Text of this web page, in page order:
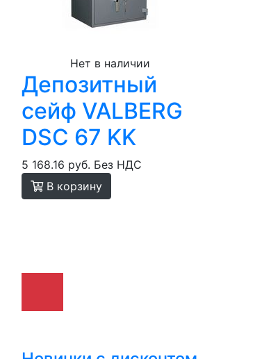
Нет в наличии
Депозитный
сейф VALBERG
DSC 67 KK
5 168.16 руб. Без НДС
В корзину